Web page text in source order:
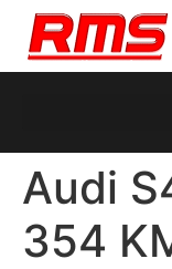
Audi
354